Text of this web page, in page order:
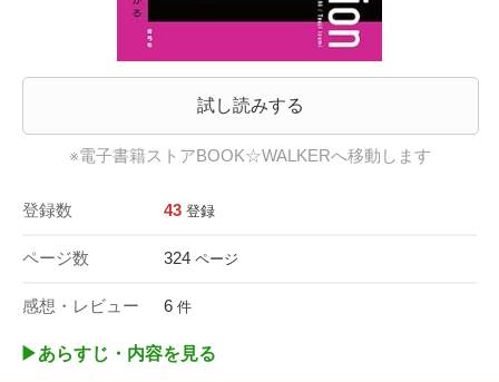
試し読みする
※電子書籍ストアBOOK☆WALKERへ移動します
登録数 43 登録
ページ数 324 ページ
感想・レビュー 6 件
▶︎あらすじ・内容を見る